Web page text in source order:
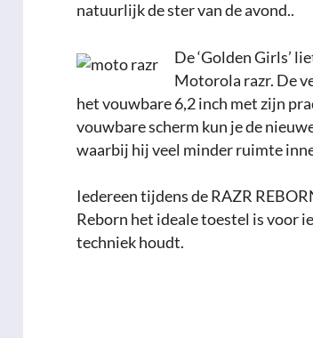
natuurlijk de ster van de avond..
De ‘Golden Girls’
Motorola razr. De
het vouwbare 6,2 inch met zijn
vouwbare scherm kun je de
waarbij hij veel minder ruimte
Iedereen tijdens de RAZR
Reborn het ideale toestel is voor
techniek houdt.